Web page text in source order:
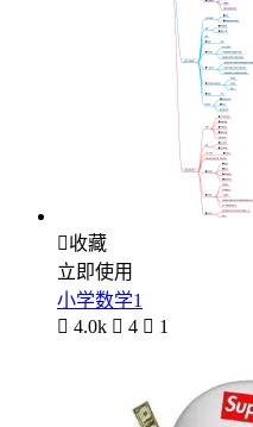
收藏
立即使用
小学数学1
 4.0k  4  1